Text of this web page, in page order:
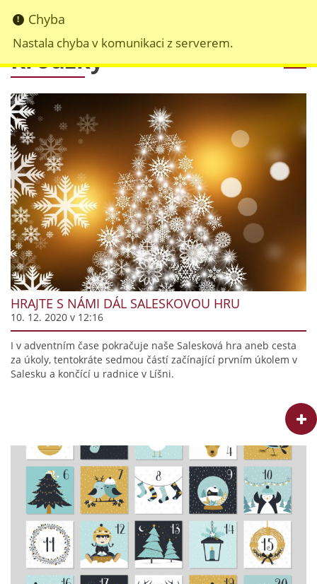
Kroužky
HRAJTE S NÁMI DÁL SALESKOVOU HRU
10. 12. 2020 v 12:16
I v adventním čase pokračuje naše Salesková hra aneb cesta
za úkoly, tentokráte sedmou částí začínající prvním úkolem v
Salesku a končící u radnice v Líšni.
Chyba
Nastala chyba v komunikaci z serverem.